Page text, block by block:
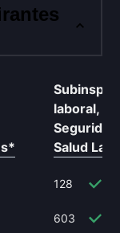
*
laboral,
Salud
128
603